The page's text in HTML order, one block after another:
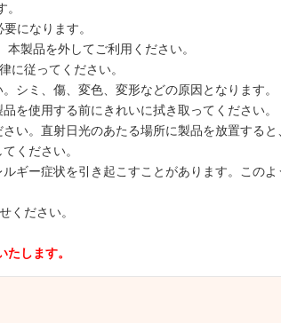
になります。
製品を外してご利用ください。
に従ってください。
シミ、傷、変色、変形などの原因となります。
を使用する前にきれいに拭き取ってください。
い。直射日光のあたる場所に製品を放置すると
ください。
ギー症状を引き起こすことがあります。この
ください。
します。